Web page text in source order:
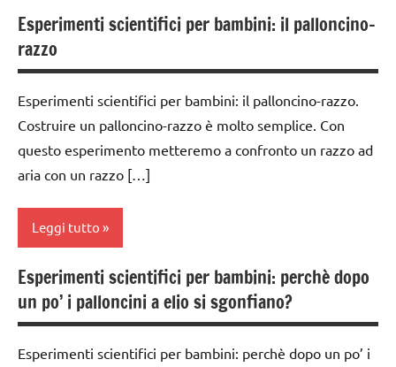
PER ETA'
TUTTI GLI
ARTICOLI
SCIENTIFICI
GUIDA
DIDATTICA
MONTESSORI
SCIENZE
scienze:
fisica e
TUTTI GLI
PER ETA'
TUTTI GLI
classe
5a
dai
ESPERIMENTI
E ATTIVITA'
ESPERIMENTI
SCIENTIFICI
GUIDA
DIDATTICA
MONTESSORI
SCIENZE
classe
1a
2a
3a
classe
classi
1a-5a
classi
Esperimenti scientifici per bambini: il palloncino-
razzo
Esperimenti scientifici per bambini: il palloncino-razzo.
Costruire un palloncino-razzo è molto semplice. Con
questo esperimento metteremo a confronto un razzo ad
aria con un razzo […]
Leggi tutto
classe
1a
2a
Esperimenti scientifici per bambini: perchè dopo
un po’ i palloncini a elio si sgonfiano?
Esperimenti scientifici per bambini: perchè dopo un po’ i